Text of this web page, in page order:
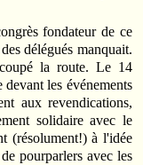
fondateur de ce
délégués manquait.
la route. Le 14
les événements
aux revendications,
solidaire avec le
(résolument!) à l'idée
pourparlers avec les